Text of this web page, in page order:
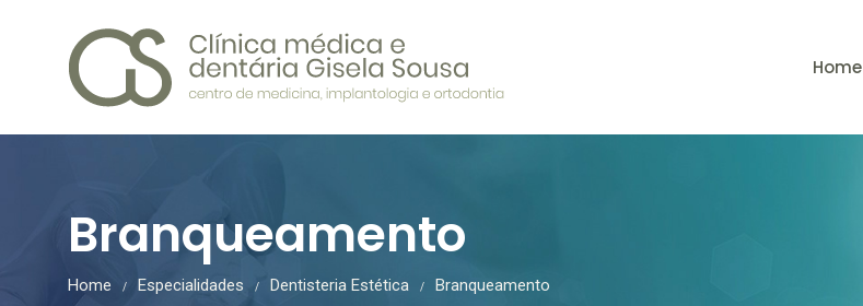
Home
Branqueamento
Home / Especialidades / Dentisteria Estética / Branqueamento